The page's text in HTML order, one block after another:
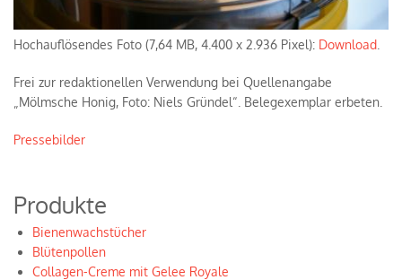
Hochauflösendes Foto (7,64 MB, 4.400 x 2.936 Pixel): Download
Frei zur redaktionellen Verwendung bei Quellenangabe
„Mölmsche Honig, Foto: Niels Gründel“. Belegexemplar erbeten.
Pressebilder
Produkte
Bienenwachstücher
Blütenpollen
Collagen-Creme mit Gelee Royale